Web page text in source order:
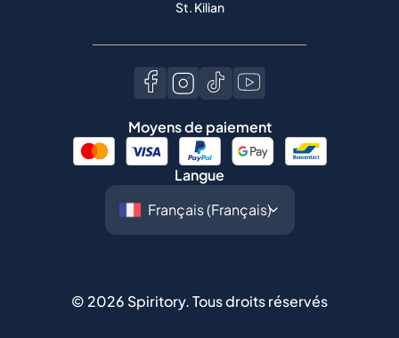
St. Kilian
Moyens de paiement
Langue
© 2026 Spiritory.Tous droits réservés